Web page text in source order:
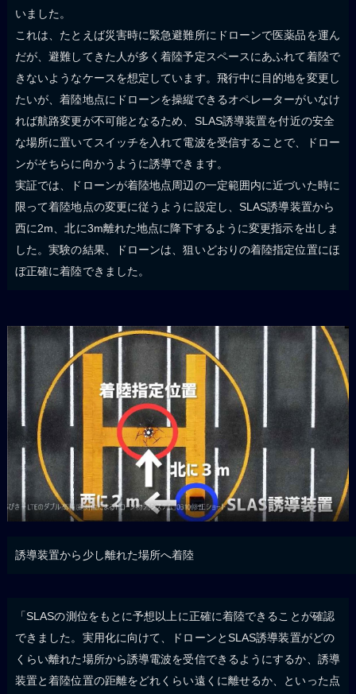
いました。
これは、たとえば災害時に緊急避難所にドローンで医薬品を運ん
だが、避難してきた人が多く着陸予定スペースにあふれて着陸で
きないようなケースを想定しています。飛行中に目的地を変更し
たいが、着陸地点にドローンを操縦できるオペレーターがいなけ
れば航路変更が不可能となるため、SLAS誘導装置を付近の安全
な場所に置いてスイッチを入れて電波を受信することで、ドロー
ンがそちらに向かうように誘導できます。
実証では、ドローンが着陸地点周辺の一定範囲内に近づいた時に
限って着陸地点の変更に従うように設定し、SLAS誘導装置から
西に2m、北に3m離れた地点に降下するように変更指示を出しま
した。実験の結果、ドローンは、狙いどおりの着陸指定位置にほ
ぼ正確に着陸できました。
誘導装置から少し離れた場所へ着陸
「SLASの測位をもとに予想以上に正確に着陸できることが確認
できました。実用化に向けて、ドローンとSLAS誘導装置がどの
くらい離れた場所から誘導電波を受信できるようにするか、誘導
装置と着陸位置の距離をどれくらい遠くに離せるか、といった点